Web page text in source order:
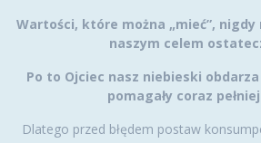
Wartości, które można „mieć”,
naszym celem
Po to Ojciec nasz niebieski
pomagały coraz pełniej
Dlatego przed błędem postaw